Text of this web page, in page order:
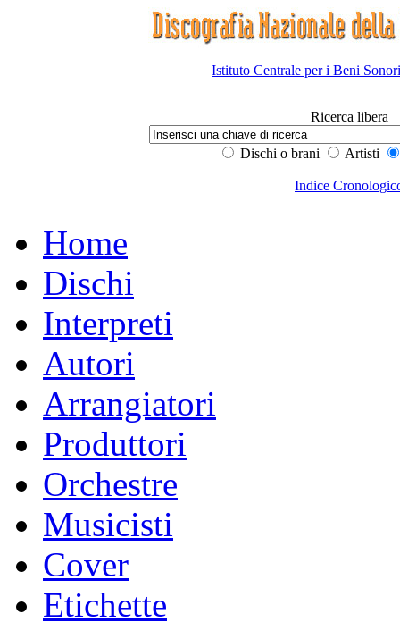
Istituto Centrale per i Beni
Ricerca libera
Dischi o brani Artisti
Indice
Home
Dischi
Interpreti
Autori
Arrangiatori
Produttori
Orchestre
Musicisti
Cover
Etichette